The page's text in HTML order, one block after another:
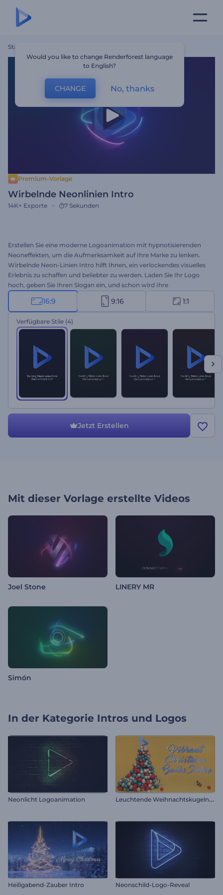
Startseite
Premium-Vorlage
Wirbelnde Neonlinien Intro
14K+ Exporte 7 Sekunden
Erstellen Sie eine moderne Logoanimation mit hypnotisierenden
Neoneffekten, um die Aufmerksamkeit auf Ihre Marke zu lenken.
Wirbelnde Neon-Linien Intro hilft Ihnen, ein verlockendes visuelles
Erlebnis zu schaffen und beliebter zu werden. Laden Sie Ihr Logo
hoch, geben Sie Ihren Slogan ein, und schon wird Ihre
hochauflösende Logoanimation durch die wirbelnden Neonlinien
sichtbar. Perfekt geeignet für technische Produkte oder
Firmenwerbung, Markenpräsentationen und viele weitere kreative
Projekte. Probieren Sie es jetzt aus!
16:9 9:16 1:1
Verfügbare Stile (4)
Jetzt Erstellen
Mit dieser Vorlage erstellte Videos
Joel Stone LINERY MR
Simón
In der Kategorie Intros und Logos
Neonlicht Logoanimation L
euchtende Weihnachtskugeln Intro
Heiligabend-Zauber Intro Neonschild-Logo-Reveal
Would you like to change Renderforest language
to English?
CHANGE No, thanks